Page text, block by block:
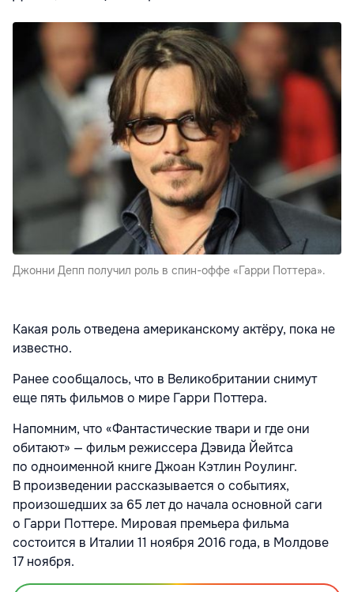
Джонни Депп получил роль в спин-оффе «Гарри Поттера».
Какая роль отведена американскому актёру, пока не
известно.
Ранее сообщалось, что в Великобритании снимут
еще пять фильмов о мире Гарри Поттера.
Напомним, что «Фантастические твари и где они
обитают» — фильм режиссера Дэвида Йейтса
по одноименной книге Джоан Кэтлин Роулинг.
В произведении рассказывается о событиях,
произошедших за 65 лет до начала основной саги
о Гарри Поттере. Мировая премьера фильма
состоится в Италии 11 ноября 2016 года, в Молдове
17 ноября.